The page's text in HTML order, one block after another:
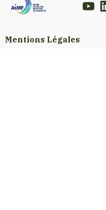
Mentions Légales